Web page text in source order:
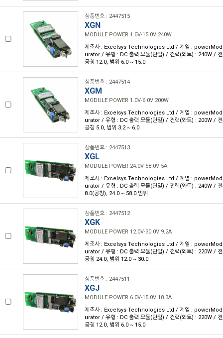
상품번호 : 2447515
XGN
MODULE POWER 1.0V-15.0V 240W
제조사 : Excelsys Technologies Ltd / 계열 :
urator / 유형 : DC 출력 모듈(단일) / 전력(와트) : 240W /
공칭 12.0, 범위 6.0 ~ 15.0
상품번호 : 2447514
XGM
MODULE POWER 1.0V-6.0V 200W
제조사 : Excelsys Technologies Ltd / 계열 :
urator / 유형 : DC 출력 모듈(단일) / 전력(와트) : 200W /
공칭 5.0, 범위 3.2 ~ 6.0
상품번호 : 2447513
XGL
MODULE POWER 24.0V-58.0V 5A
제조사 : Excelsys Technologies Ltd / 계열 :
urator / 유형 : DC 출력 모듈(단일) / 전력(와트) : 240W /
8.0(공칭), 24.0 ~ 58.0 범위
상품번호 : 2447512
XGK
MODULE POWER 12.0V-30.0V 9.2A
제조사 : Excelsys Technologies Ltd / 계열 :
urator / 유형 : DC 출력 모듈(단일) / 전력(와트) : 220W /
공칭 24.0, 범위 12.0 ~ 30.0
상품번호 : 2447511
XGJ
MODULE POWER 6.0V-15.0V 18.3A
제조사 : Excelsys Technologies Ltd / 계열 :
urator / 유형 : DC 출력 모듈(단일) / 전력(와트) : 220W /
공칭 12.0, 범위 6.0 ~ 15.0